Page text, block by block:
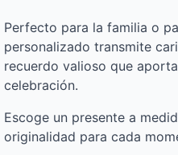
Perfecto para la familia o
personalizado transmite
recuerdo valioso que
celebración.
Escoge un presente a
originalidad para cada